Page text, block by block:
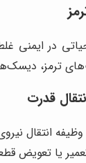
در ایمنی
ترمز،
قدرت
انتقال
یا تعویض